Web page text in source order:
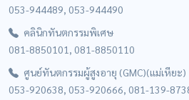
053-944489, 053-944490
คลินิกทันตกรรมพิเศษ
081-8850101, 081-8850110
ศูนย์ทันตกรรมผู้สูงอายุ (GMC)(แม่เหียะ)
053-920638, 053-920666, 081-139-